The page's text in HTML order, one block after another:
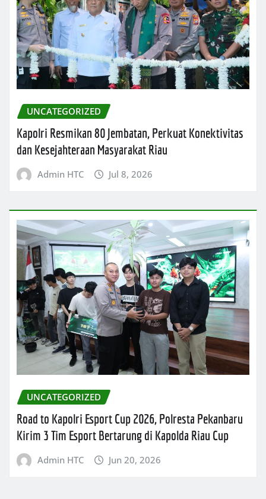
UNCATEGORIZED
Kapolri Resmikan 80 Jembatan, Perkuat Konektivitas
dan Kesejahteraan Masyarakat Riau
Admin HTC Jul 8, 2026
UNCATEGORIZED
Road to Kapolri Esport Cup 2026, Polresta Pekanbaru
Kirim 3 Tim Esport Bertarung di Kapolda Riau Cup
Admin HTC Jun 20, 2026